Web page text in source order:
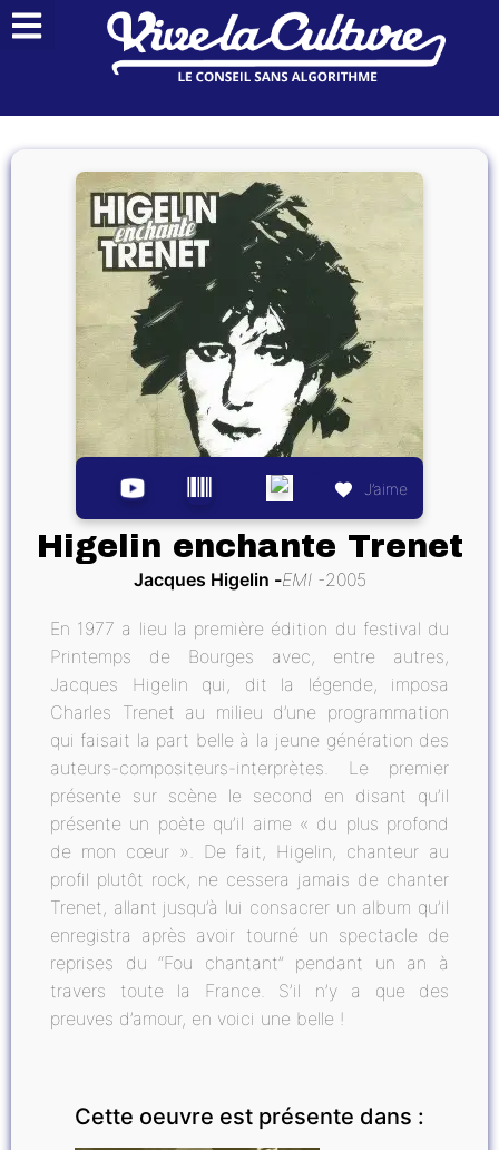
J’aime
Higelin enchante Trenet
Jacques Higelin EMI 2005
En 1977 a lieu la première édition du festival du
Printemps de Bourges avec, entre autres,
Jacques Higelin qui, dit la légende, imposa
Charles Trenet au milieu d’une programmation
qui faisait la part belle à la jeune génération des
auteurs-compositeurs-interprètes. Le premier
présente sur scène le second en disant qu’il
présente un poète qu’il aime « du plus profond
de mon cœur ». De fait, Higelin, chanteur au
profil plutôt rock, ne cessera jamais de chanter
Trenet, allant jusqu’à lui consacrer un album qu’il
enregistra après avoir tourné un spectacle de
reprises du “Fou chantant” pendant un an à
travers toute la France. S’il n’y a que des
preuves d’amour, en voici une belle !
Cette oeuvre est présente dans :